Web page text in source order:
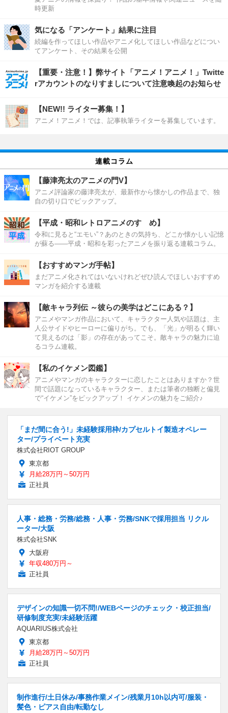
時更新
気になる「アンケート」結果に注目
続編を作ってほしい作品やアニメ化してほしい作品などについ
てアンケート、その結果を公開
【重要・注意！】弊サイト「アニメ！アニメ！」Twitte
rアカウントのなりすましについて注意喚起のお知らせ
【NEW!! ライター募集！】
アニメ！アニメ！では、記事執筆ライターを募集しています。
連載コラム
【藤津亮太のアニメの門V】
アニメ評論家の藤津亮太が、最新作から懐かしの作品まで、独
自の切り口でピックアップ。
【平成・昭和レトロアニメのすゝめ】
令和に見ると“エモい”？あのときの気持ち、どこか懐かしい記憶
が蘇る――平成・昭和を彩ったアニメを振り返る連載コラム。
【おすすめマンガ手帖】
まだアニメ化されてはいないけれどぜひ読んでほしいおすすめ
マンガを紹介する連載
【敵キャラ列伝 ～彼らの美学はどこにある？】
アニメやマンガ作品において、キャラクター人気や話題は、主
人公サイドやヒーローに偏りがち。でも、「光」が明るく輝い
て見えるのは「影」の存在があってこそ。敵キャラの魅力に迫
るコラム連載。
【私のイケメン図鑑】
アニメやマンガのキャラクターに恋したことはありますか？世
間で話題になっているキャラクター、または筆者の独断と偏見
で“イケメン”をピックアップ！ イケメンの魅力をご紹介♪
「まだ間に合う!」未経験採用枠/カプセルトイ製造オペレー
ター/プライベート充実
株式会社RIOT GROUP
東京都
月給28万円～50万円
正社員
人事・総務・労務/総務・人事・労務/SNKで採用担当 リクル
ーター/大阪
株式会社SNK
大阪府
年収480万円～
正社員
デザインの知識一切不問!/WEBページのチェック・校正担当/
研修制度充実/未経験活躍
AQUARIUS株式会社
東京都
月給28万円～50万円
正社員
制作進行/土日休み/事務作業メイン/残業月10h以内可/服装・
髪色・ピアス自由/転勤なし